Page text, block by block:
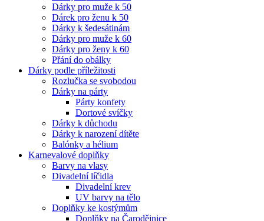
Dárky pro muže k 50
Dárek pro ženu k 50
Dárky k šedesátinám
Dárky pro muže k 60
Dárky pro ženy k 60
Přání do obálky
Dárky podle příležitosti
Rozlučka se svobodou
Dárky na párty
Párty konfety
Dortové svíčky
Dárky k důchodu
Dárky k narození dítěte
Balónky a hélium
Karnevalové doplňky
Barvy na vlasy
Divadelní líčidla
Divadelní krev
UV barvy na tělo
Doplňky ke kostýmům
Doplňky na Čarodějnice